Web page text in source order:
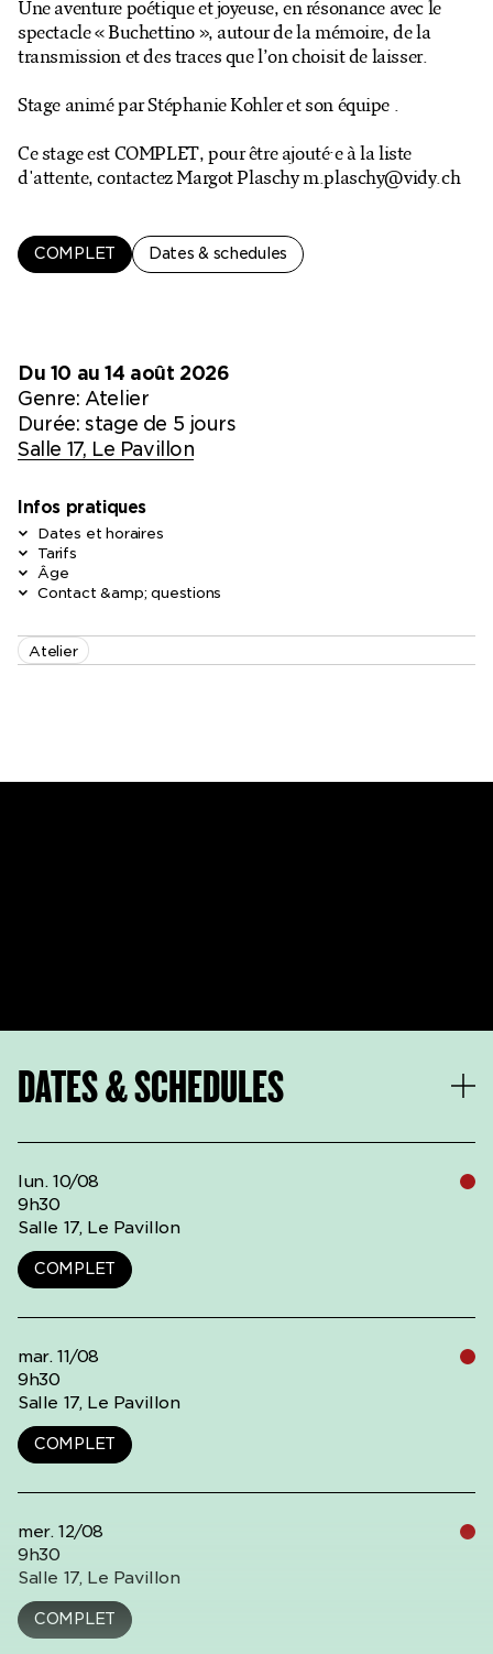
Une aventure poétique et joyeuse, en résonance avec le
spectacle « Buchettino », autour de la mémoire, de la
transmission et des traces que l’on choisit de laisser.
Stage animé par Stéphanie Kohler et son équipe .
Ce stage est COMPLET, pour être ajouté·e à la liste
d'attente, contactez Margot Plaschy m.plaschy@vidy.ch
COMPLET Dates & schedules
Du 10 au 14 août 2026
Genre: Atelier
Durée: stage de 5 jours
Salle 17, Le Pavillon
Infos pratiques
Dates et horaires
Tarifs
Âge
Contact &amp; questions
Atelier
DATES & SCHEDULES
lun. 10/08
9h30
Salle 17, Le Pavillon
COMPLET
mar. 11/08
9h30
Salle 17, Le Pavillon
COMPLET
mer. 12/08
9h30
Salle 17, Le Pavillon
COMPLET